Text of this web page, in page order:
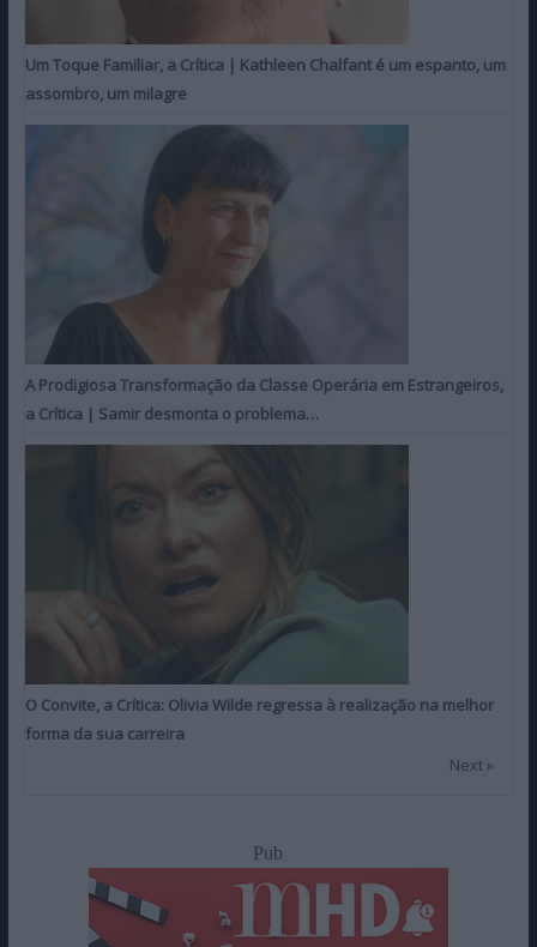
Um Toque Familiar, a Crítica | Kathleen Chalfant é um espanto, um
assombro, um milagre
A Prodigiosa Transformação da Classe Operária em Estrangeiros,
a Crítica | Samir desmonta o problema…
O Convite, a Crítica: Olivia Wilde regressa à realização na melhor
forma da sua carreira
Next »
Pub